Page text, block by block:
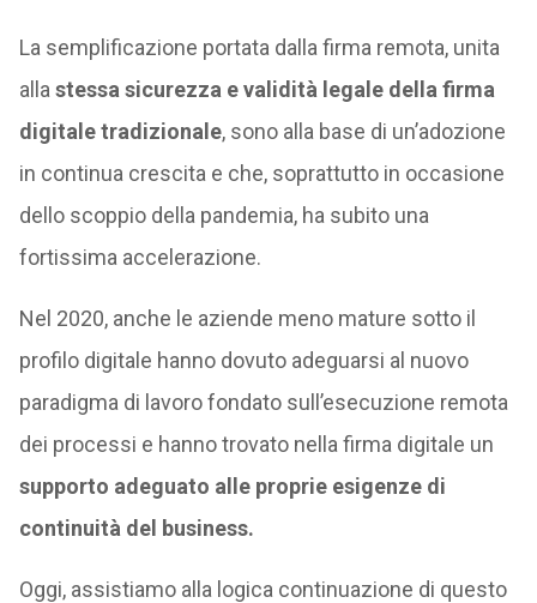
La semplificazione portata dalla firma remota, unita
alla stessa sicurezza e validità legale della firma
digitale tradizionale, sono alla base di un’adozione
in continua crescita e che, soprattutto in occasione
dello scoppio della pandemia, ha subito una
fortissima accelerazione.
Nel 2020, anche le aziende meno mature sotto il
profilo digitale hanno dovuto adeguarsi al nuovo
paradigma di lavoro fondato sull’esecuzione remota
dei processi e hanno trovato nella firma digitale un
supporto adeguato alle proprie esigenze di
continuità del business.
Oggi, assistiamo alla logica continuazione di questo